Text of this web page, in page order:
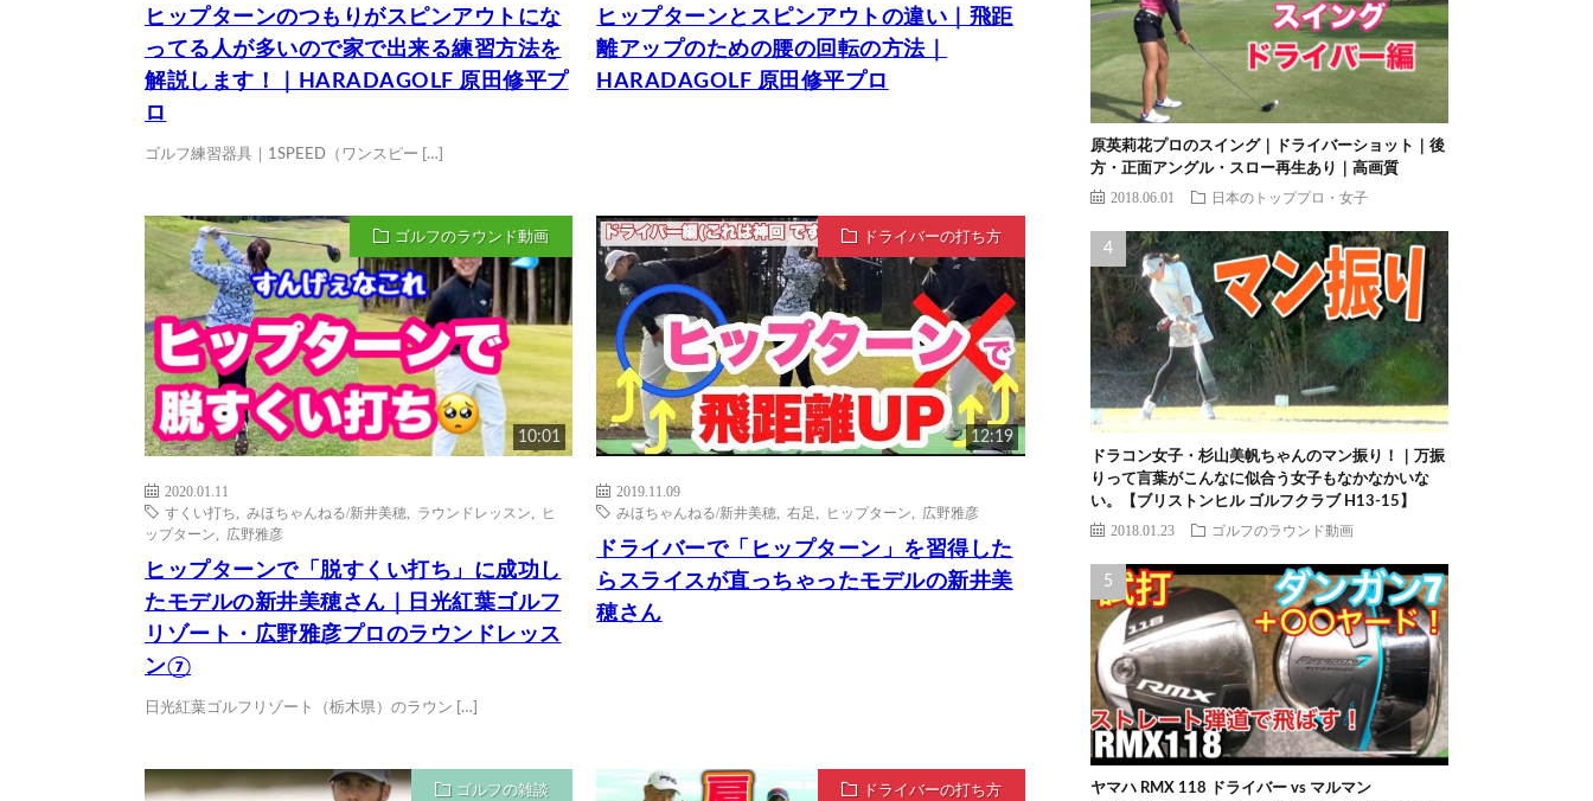
ヒップターンのつもりがスピンアウトにな
ってる人が多いので家で出来る練習方法を
解説します！｜HARADAGOLF 原田修平プ
ロ
ゴルフ練習器具｜1SPEED（ワンスピー […]
ヒップターンとスピンアウトの違い｜飛距
離アップのための腰の回転の方法｜
HARADAGOLF 原田修平プロ
ゴルフのラウンド動画
10:01
2020.01.11
すくい打ち
みほちゃんねる/新井美穂 ラウンドレッスン
ヒ
ップターン
広野雅彦
ヒップターンで「脱すくい打ち」に成功し
たモデルの新井美穂さん｜日光紅葉ゴルフ
リゾート・広野雅彦プロのラウンドレッス
ン⑦
日光紅葉ゴルフリゾート（栃木県）のラウン […]
ドライバーの打ち方
12:19
2019.11.09
みほちゃんねる/新井美穂 ,右足 ヒップターン 広野雅彦
ドライバーで「ヒップターン」を習得した
らスライスが直っちゃったモデルの新井美
穂さん
ゴルフの雑談 ドライバーの打ち方
原英莉花プロのスイング｜ドライバーショット｜後
方・正面アングル・スロー再生あり｜高画質
2018.06.01 日本のトッププロ・女子
ドラコン女子・杉山美帆ちゃんのマン振り！｜万振
りって言葉がこんなに似合う女子もなかなかいな
い。【ブリストンヒル ゴルフクラブ H13-15】
2018.01.23 ゴルフのラウンド動画
ヤマハ RMX 118 ドライバー vs マルマン